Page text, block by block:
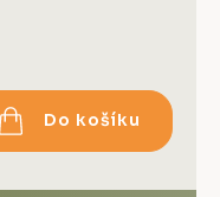
Do košíku